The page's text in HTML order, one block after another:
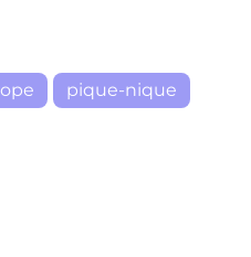
pique-nique